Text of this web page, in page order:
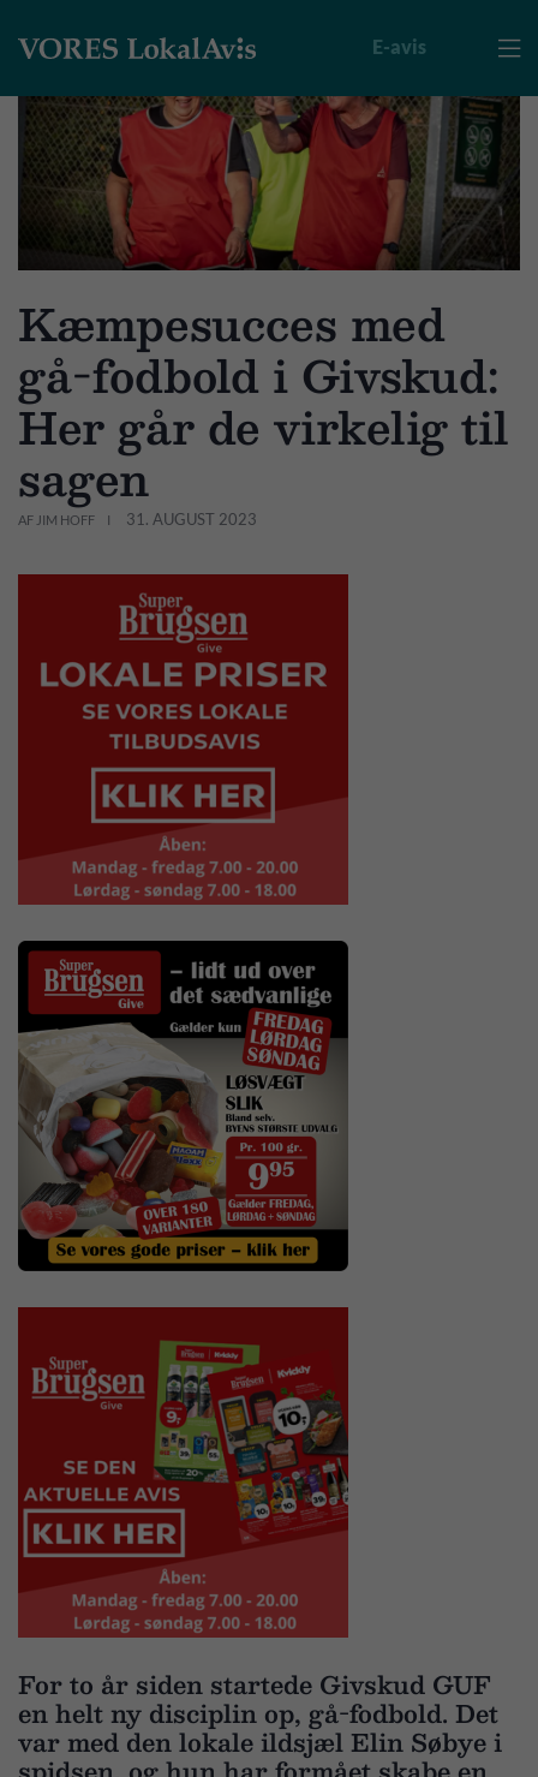

E-avis
Kæmpesucces med
gå-fodbold i Givskud:
Her går de virkelig til
sagen
AF JIM HOFF 31. AUGUST 2023
For to år siden startede Givskud GUF
en helt ny disciplin op, gå-fodbold. Det
var med den lokale ildsjæl Elin Søbye i